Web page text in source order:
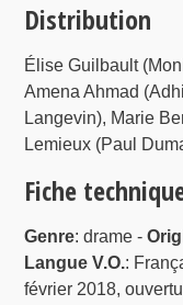
Distribution
Élise Guilbault
Amena Ahmad
Langevin), Marie
Lemieux (Paul
Fiche
Genre: drame -
Langue V.O.:
février 2018,